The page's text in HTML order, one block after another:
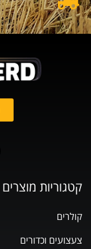
קטגוריות מוצרים
קולרים
צעצועים וכדורים